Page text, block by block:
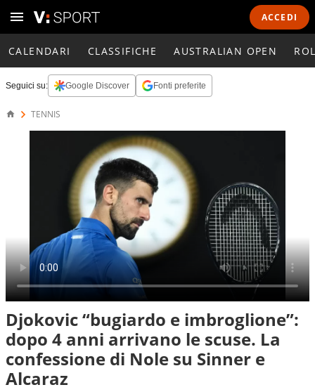
ACCEDI
CALENDARI CLASSIFICHE AUSTRALIAN OPEN
Seguici su: Google Discover Fonti preferite
TENNIS
Djokovic “bugiardo e imbroglione”:
dopo 4 anni arrivano le scuse. La
confessione di Nole su Sinner e
Alcaraz